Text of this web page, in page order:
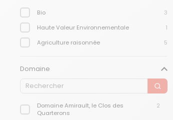
Bio
3
Haute Valeur Environnementale
1
Agriculture raisonnée
5
Domaine
Domaine Amirault, le Clos des
Quarterons
2